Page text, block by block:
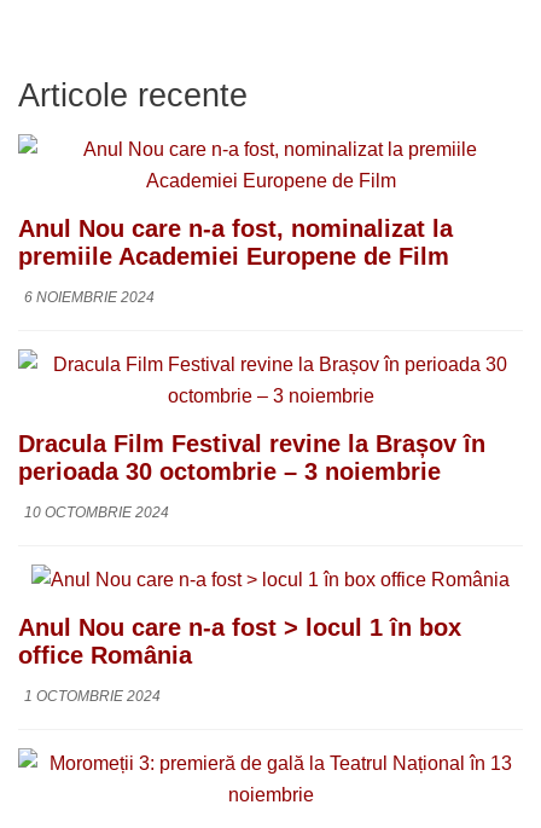
Articole recente
Anul Nou care n-a fost, nominalizat la
premiile Academiei Europene de Film
6 NOIEMBRIE 2024
Dracula Film Festival revine la Brașov în
perioada 30 octombrie – 3 noiembrie
10 OCTOMBRIE 2024
Anul Nou care n-a fost > locul 1 în box
office România
1 OCTOMBRIE 2024